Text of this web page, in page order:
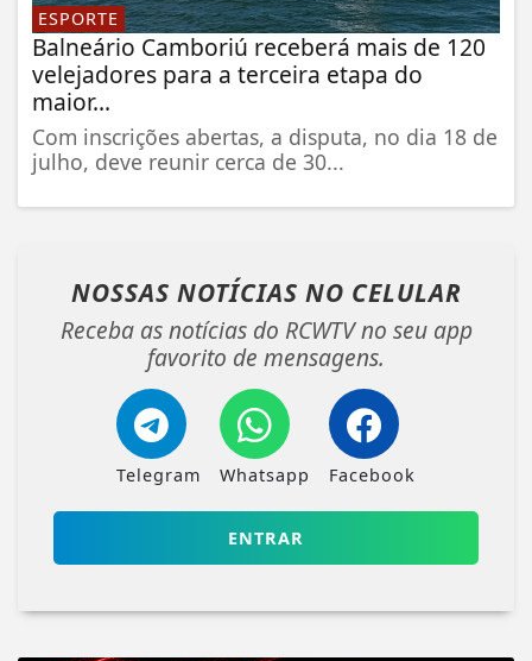
ESPORTE
Balneário Camboriú receberá mais de 120
velejadores para a terceira etapa do
maior...
Com inscrições abertas, a disputa, no dia 18 de
julho, deve reunir cerca de 30...
NOSSAS NOTÍCIAS NO CELULAR
Receba as notícias do RCWTV no seu app
favorito de mensagens.
Telegram Whatsapp Facebook
ENTRAR